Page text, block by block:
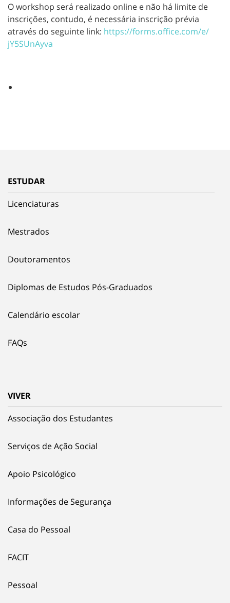
O workshop será realizado online e não há limite de
inscrições, contudo, é necessária inscrição prévia
através do seguinte link: https://forms.office.com/e/
jY5SUnAyva
ESTUDAR
Licenciaturas
Mestrados
Doutoramentos
Diplomas de Estudos Pós-Graduados
Calendário escolar
FAQs
VIVER
Associação dos Estudantes
Serviços de Ação Social
Apoio Psicológico
Informações de Segurança
Casa do Pessoal
FACIT
Pessoal